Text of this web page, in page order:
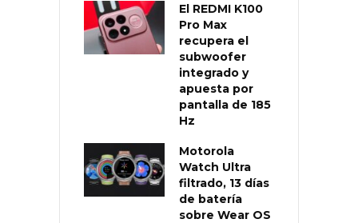
El REDMI K100
Pro Max
recupera el
subwoofer
integrado y
apuesta por
pantalla de 185
Hz
Motorola
Watch Ultra
filtrado, 13 días
de batería
sobre Wear OS